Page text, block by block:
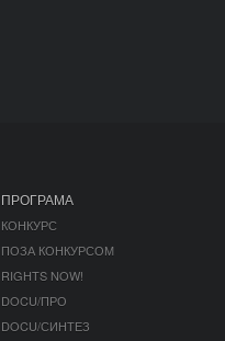
ПРОГРАМА
КОНКУРС
ПОЗА КОНКУРСОМ
RIGHTS NOW!
DOCU/ПРО
DOCU/СИНТЕЗ